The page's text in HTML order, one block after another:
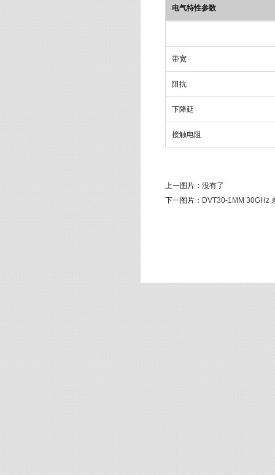
电气特性参数
带宽
阻抗
下降延
接触电阻
上一图片： 没有了
下一图片： DVT30-1MM 30GHz